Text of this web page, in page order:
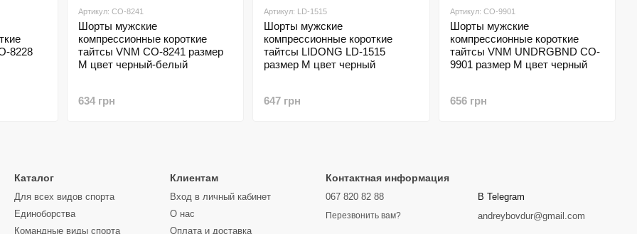
8228
Артикул: CO-8241
Шорты мужские
компрессионные короткие
тайтсы VNM CO-8241 размер
M цвет черный-белый
634 грн
Артикул: LD-1515
Шорты мужские
компрессионные короткие
тайтсы LIDONG LD-1515
размер M цвет черный
647 грн
Артикул: CO-9901
Шорты мужские
компрессионные короткие
тайтсы VNM UNDRGBND CO-
9901 размер M цвет черный
656 грн
Каталог
Для всех видов спорта
Единоборства
Командные виды спорта
Клиентам
Вход в личный кабинет
О нас
Оплата и доставка
Контактная информация
067 820 82 88
Перезвонить вам?
В Telegram
andreybovdur@gmail.com